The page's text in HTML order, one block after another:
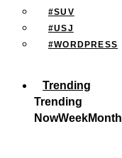
#SUV
#USJ
#WORDPRESS
Trending
Trending
NowWeekMonth